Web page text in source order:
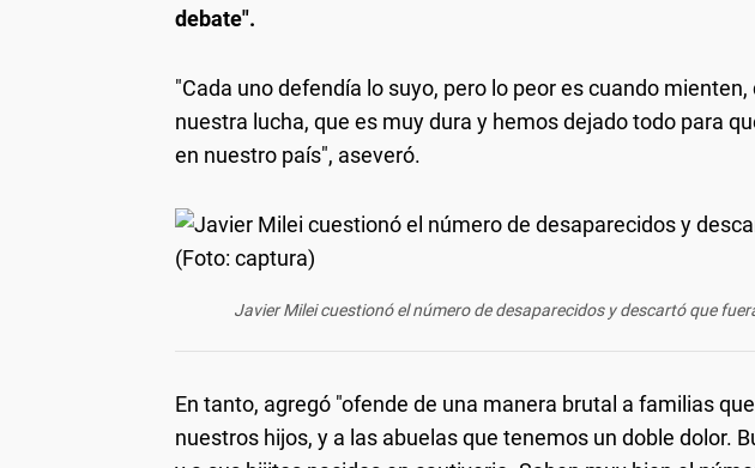
debate".
"Cada uno defendía lo suyo, pero lo peor es cuando
nuestra lucha, que es muy dura y hemos dejado todo para
en nuestro país", aseveró.
Javier Milei cuestionó el número de desaparecidos y descartó que
En tanto, agregó "ofende de una manera brutal a familias
nuestros hijos, y a las abuelas que tenemos un doble dolor.